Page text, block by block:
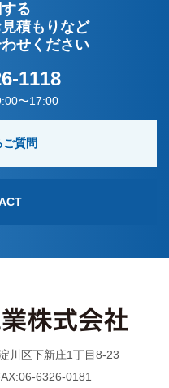
る
積もりなど
せください
1118
〜17:00
質問
川区下新庄1丁目8-23
6326-0181